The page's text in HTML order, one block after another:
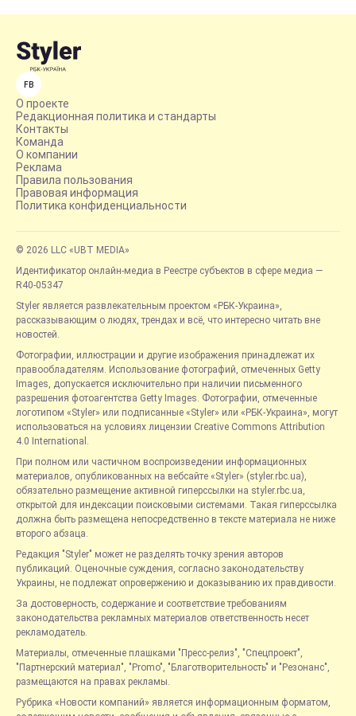
FB
О проекте
Редакционная политика и стандарты
Контакты
Команда
О компании
Реклама
Правила пользования
Правовая информация
Политика конфиденциальности
© 2026 LLC «UBT MEDIA»
Идентификатор онлайн-медиа в Реестре субъектов в сфере медиа —
R40-05347
Styler является развлекательным проектом «РБК-Украина»,
рассказывающим о людях, трендах и всё, что интересно читать вне
новостей.
Фотографии, иллюстрации и другие изображения принадлежат их
правообладателям. Использование фотографий, отмеченных Getty
Images, допускается исключительно при наличии письменного
разрешения фотоагентства Getty Images. Фотографии, отмеченные
логотипом «Styler» или подписанные «Styler» или «РБК-Украина», могут
использоваться на условиях лицензии Creative Commons Attribution
4.0 International.
При полном или частичном воспроизведении информационных
материалов, опубликованных на вебсайте «Styler» (styler.rbc.ua),
обязательно размещение активной гиперссылки на styler.rbc.ua,
открытой для индексации поисковыми системами. Такая гиперссылка
должна быть размещена непосредственно в тексте материала не ниже
второго абзаца.
Редакция "Styler" может не разделять точку зрения авторов
публикаций. Оценочные суждения, согласно законодательству
Украины, не подлежат опровержению и доказыванию их правдивости.
За достоверность, содержание и соответствие требованиям
законодательства рекламных материалов ответственность несет
рекламодатель.
Материалы, отмеченные плашками "Пресс-релиз", "Спецпроект",
"Партнерский материал", "Promo", "Благотворительность" и "Резонанс",
размещаются на правах рекламы.
Рубрика «Новости компаний» является информационным форматом,